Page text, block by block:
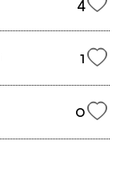
1
0